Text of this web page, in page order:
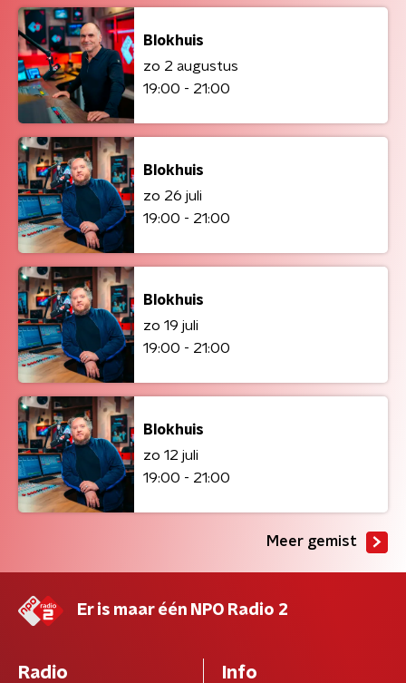
Blokhuis
zo 2 augustus
19:00 - 21:00
Blokhuis
zo 26 juli
19:00 - 21:00
Blokhuis
zo 19 juli
19:00 - 21:00
Blokhuis
zo 12 juli
19:00 - 21:00
Meer gemist
Er is maar één NPO Radio 2
Radio Info